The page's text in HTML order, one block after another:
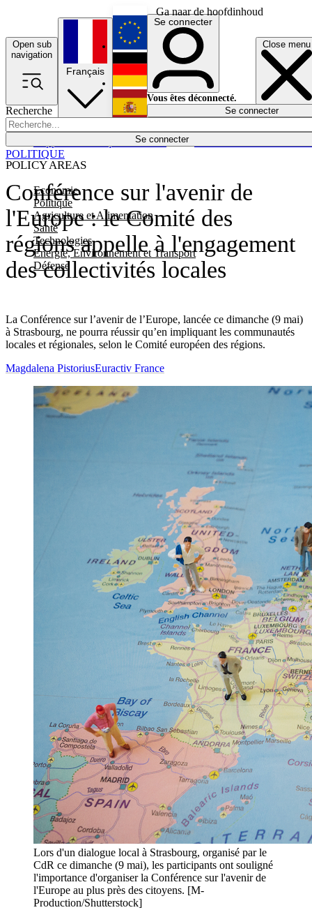
Ga naar de hoofdinhoud
Open sub
navigation
Close menu
Recherche
Se connecter
POLICY AREAS
Economie
Politique
Agriculture et Alimentation
Santé
Technologies
Energie, Environnement et Transport
Défense
Économie
Français
English
Deutsch
Español
Se connecter
Vous êtes déconnecté.
Se connecter
Conférence sur l'avenir de
l'Europe : le Comité des
régions appelle à l'engagement
des collectivités locales
La Conférence sur l’avenir de l’Europe, lancée ce dimanche (9 mai)
à Strasbourg, ne pourra réussir qu’en impliquant les communautés
locales et régionales, selon le Comité européen des régions.
POLITIQUE
Magdalena PistoriusEuractiv France
Lors d'un dialogue local à Strasbourg, organisé par le
CdR ce dimanche (9 mai), les participants ont souligné
l'importance d'organiser la Conférence sur l'avenir de
l'Europe au plus près des citoyens. [M-
Production/Shutterstock]